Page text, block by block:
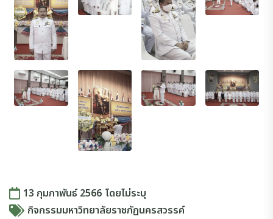
13 กุมภาพันธ์ 2566 โดยไม่ระบุ
กิจกรรมมหาวิทยาลัยราชภัฏนครสวรรค์